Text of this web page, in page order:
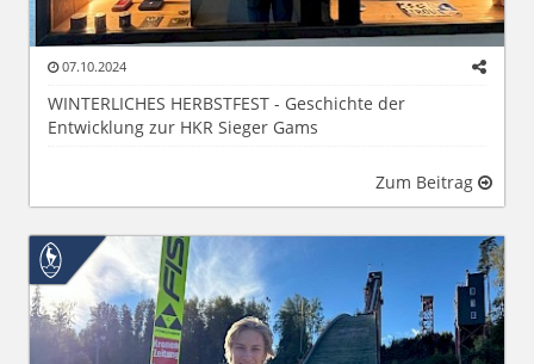
07.10.2024
WINTERLICHES HERBSTFEST - Geschichte der
Entwicklung zur HKR Sieger Gams
Zum Beitrag